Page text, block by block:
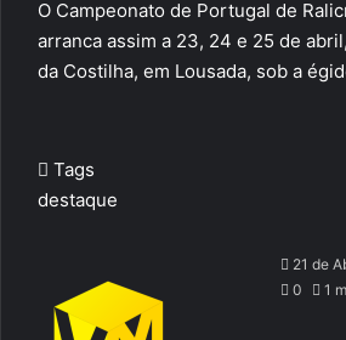
O Campeonato de Portugal de
arranca assim a 23, 24 e 25 de
da Costilha, em Lousada, sob a
Tags
destaque
Send
an
21 de
0
1